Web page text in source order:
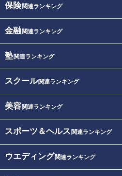
保険関連ランキング
金融関連ランキング
塾関連ランキング
スクール関連ランキング
美容関連ランキング
スポーツ＆ヘルス 関連ランキング
ウエディング関連ランキング